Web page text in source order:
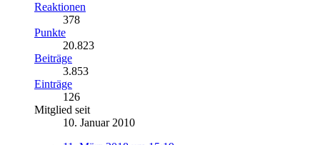
Reaktionen
378
Punkte
20.823
Beiträge
3.853
Einträge
126
Mitglied seit
10. Januar 2010